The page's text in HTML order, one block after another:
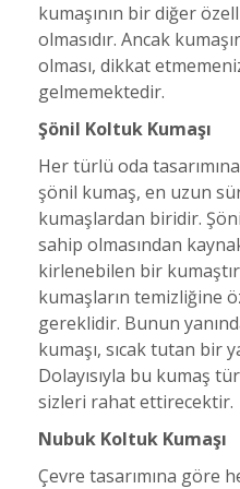
kumaşının bir diğer
olmasıdır. Ancak
olması, dikkat
gelmemektedir.
Şönil Koltuk Kumaşı
Her türlü oda
şönil kumaş, en uzun
kumaşlardan biridir.
sahip olmasından
kirlenebilen bir
kumaşların temizliğine
gereklidir. Bunun
kumaşı, sıcak tutan bir
Dolayısıyla bu kumaş
sizleri rahat ettirecektir.
Nubuk Koltuk Kumaşı
Çevre tasarımına göre